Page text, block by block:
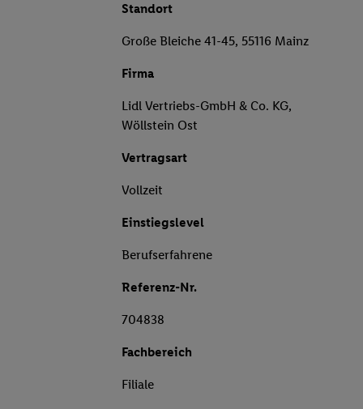
Standort
Große Bleiche 41-45, 55116 Mainz
Firma
Lidl Vertriebs-GmbH & Co. KG,
Wöllstein Ost
Vertragsart
Vollzeit
Einstiegslevel
Berufserfahrene
Referenz-Nr.
704838
Fachbereich
Filiale